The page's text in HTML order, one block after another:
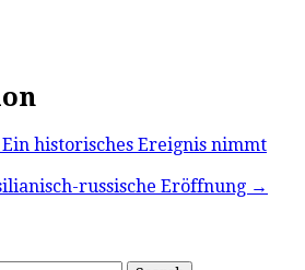
Ein historisches Ereignis nimmt
russische Eröffnung →